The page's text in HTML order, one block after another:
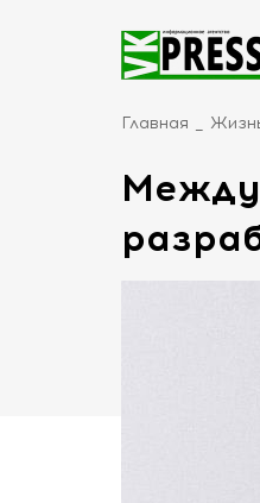
Главная